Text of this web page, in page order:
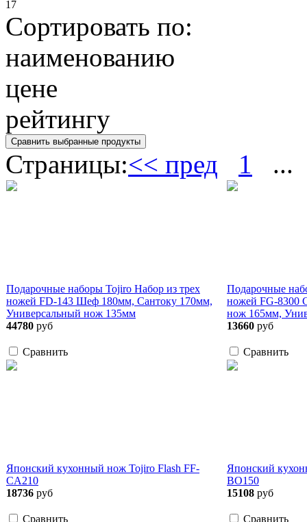
17
Сортировать по:
наименованию
цене
рейтингу
Страницы:<< пред 1 ...
Подарочные наборы Tojiro Набор из трех
ножей FD-143 Шеф 180мм, Сантоку 170мм,
Универсальный нож 135мм
44780 руб
Сравнить
Подарочные
ножей FG-8300
нож 165мм,
13660 руб
Сравнить
Японский кухонный нож Tojiro Flash FF-
CA210
18736 руб
Сравнить
Японский
BO150
15108 руб
Сравнить